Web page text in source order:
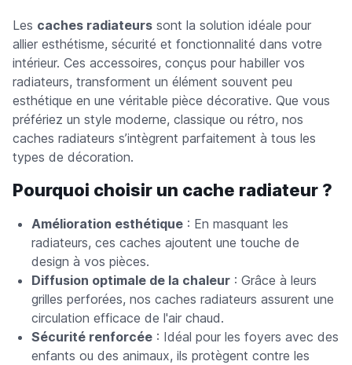
Les caches radiateurs sont la solution idéale pour
allier esthétisme, sécurité et fonctionnalité dans votre
intérieur. Ces accessoires, conçus pour habiller vos
radiateurs, transforment un élément souvent peu
esthétique en une véritable pièce décorative. Que vous
préfériez un style moderne, classique ou rétro, nos
caches radiateurs s’intègrent parfaitement à tous les
types de décoration.
Pourquoi choisir un cache radiateur ?
Amélioration esthétique : En masquant les
radiateurs, ces caches ajoutent une touche de
design à vos pièces.
Diffusion optimale de la chaleur : Grâce à leurs
grilles perforées, nos caches radiateurs assurent une
circulation efficace de l'air chaud.
Sécurité renforcée : Idéal pour les foyers avec des
enfants ou des animaux, ils protègent contre les